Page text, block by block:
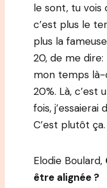
le sont, tu vois
c’est plus le
plus la
20, de me dire:
mon temps
20%. Là, c’est
fois, j’essaierai
C’est plutôt ça.
Elodie Boulard,
être alignée ?